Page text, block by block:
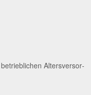
Alters­ver­sor­